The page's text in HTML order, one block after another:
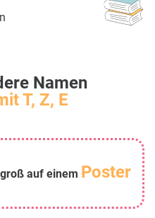
Namen
T, Z, E
auf einem Poster